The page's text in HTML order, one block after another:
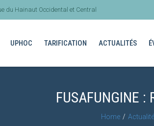
du Hainaut Occidental et Central
UPHOC TARIFICATION ACTUALITÉS
FUSAFUNGINE :
Home